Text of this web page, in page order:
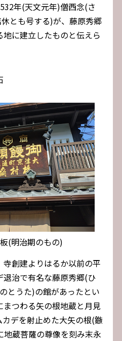
年(天文元年)僧西念(さ
とも号する)が、藤原秀郷
に建立したものと伝えら
(明治期のもの)
創建よりはるか以前の平
治で有名な藤原秀郷(ひ
とうた)の館があったとい
つわる矢の根地蔵と月見
デを射止めた大矢の根(鏃
蔵菩薩の尊像を刻み末永